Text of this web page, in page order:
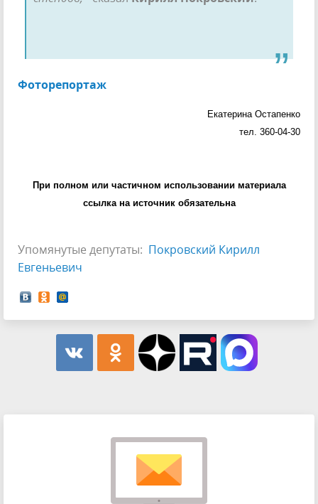
Фоторепортаж
Екатерина Остапенко
тел. 360-04-30
При полном или частичном использовании материала
ссылка на источник обязательна
Упомянутые депутаты: Покровский Кирилл
Евгеньевич